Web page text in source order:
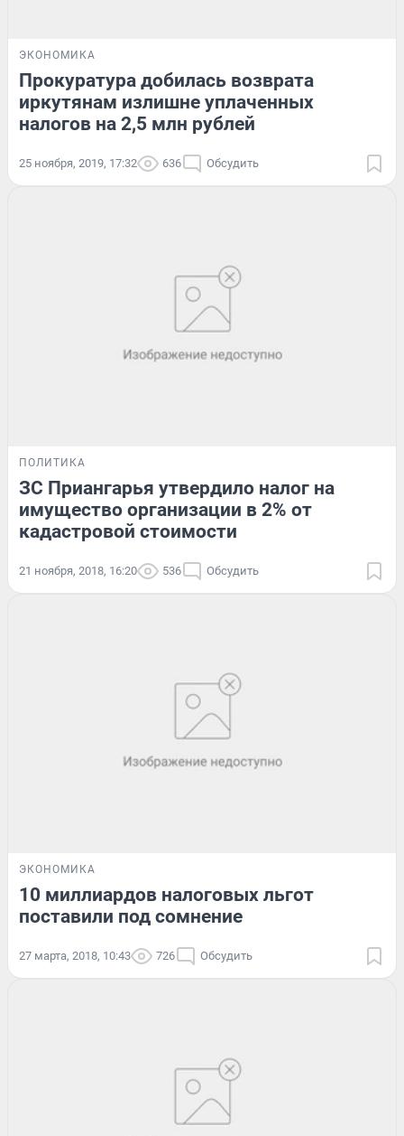
ЭКОНОМИКА
Прокуратура добилась возврата
иркутянам излишне уплаченных
налогов на 2,5 млн рублей
25 ноября, 2019, 17:32 636 Обсудить
ПОЛИТИКА
ЗС Приангарья утвердило налог на
имущество организации в 2% от
кадастровой стоимости
21 ноября, 2018, 16:20 536 Обсудить
ЭКОНОМИКА
10 миллиардов налоговых льгот
поставили под сомнение
27 марта, 2018, 10:43 726 Обсудить